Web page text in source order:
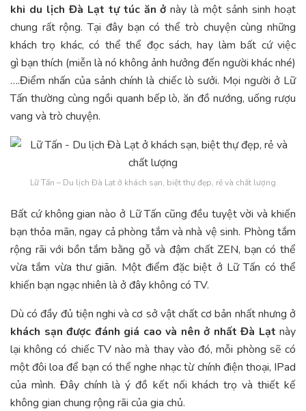
khi du lịch Đà Lạt tự túc ăn ở này là một sảnh sinh hoạt
chung rất rộng. Tại đây bạn có thể trò chuyện cùng những
khách trọ khác, có thể thể đọc sách, hay làm bất cứ việc
gì bạn thích (miễn là nó không ảnh hưởng đến người khác nhé)
….Điểm nhấn của sảnh chính là chiếc lò sưởi. Mọi người ở Lữ
Tấn thường cùng ngồi quanh bếp lò, ăn đồ nướng, uống rượu
vang và trò chuyện.
Lữ Tấn – Du lịch Đà Lạt ở khách sạn, biệt thự đẹp, rẻ và chất lượng
Bất cứ không gian nào ở Lữ Tấn cũng đều tuyệt vời và khiến
bạn thỏa mãn, ngay cả phòng tắm và nhà vệ sinh. Phòng tắm
rộng rãi với bồn tắm bằng gỗ và đậm chất ZEN, bạn có thể
vừa tắm vừa thư giãn. Một điểm đặc biệt ở Lữ Tấn có thể
khiến bạn ngạc nhiên là ở đây không có TV.
Dù có đầy đủ tiện nghi và cơ sở vật chất cơ bản nhất nhưng ở
khách sạn được đánh giá cao và nên ở nhất Đà Lạt này
lại không có chiếc TV nào mà thay vào đó, mỗi phòng sẽ có
một đôi loa để bạn có thể nghe nhạc từ chính điện thoại, IPad
của mình. Đây chính là ý đồ kết nối khách trọ và thiết kế
không gian chung rộng rãi của gia chủ.